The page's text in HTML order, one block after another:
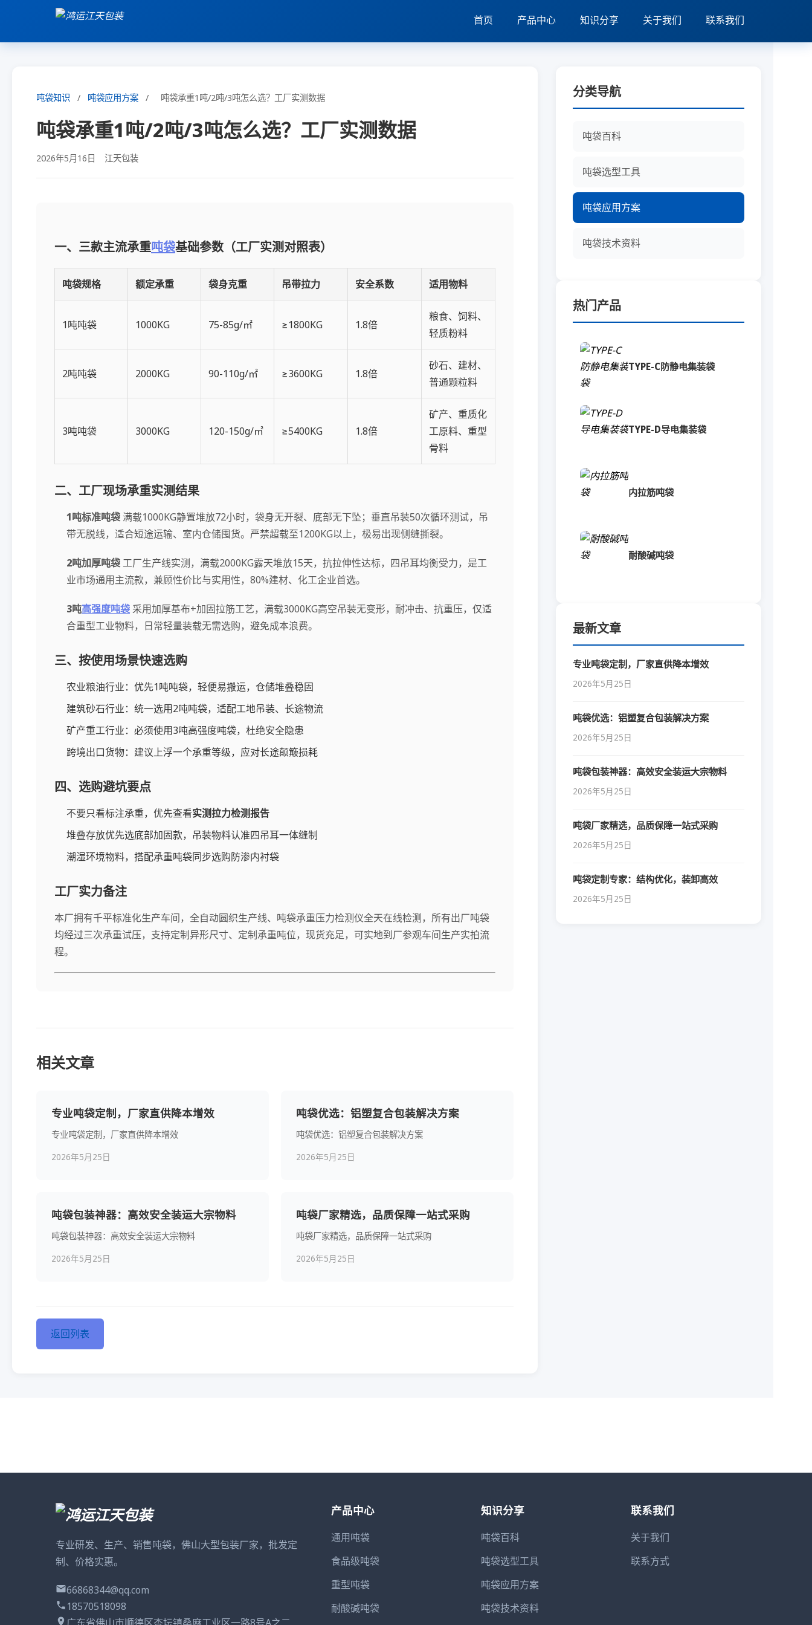
首页 产品中心 知识分享 关于我们 联系我们
吨袋知识 / 吨袋应用方案 / 吨袋承重1吨/2吨/3吨怎么选？工厂实测数据
吨袋承重1吨/2吨/3吨怎么选？工厂实测数据
2026年5月16日 江天包装
一、三款主流承重吨袋基础参数（工厂实测对照表）
吨袋规格 额定承重 袋身克重 吊带拉力 安全系数 适用物料
1吨吨袋 1000KG 75-85g/㎡ ≥1800KG 1.8倍
粮食、饲料、
轻质粉料
2吨吨袋 2000KG 90-110g/㎡ ≥3600KG 1.8倍
砂石、建材、
普通颗粒料
3吨吨袋 3000KG 120-150g/㎡ ≥5400KG 1.8倍
矿产、重质化
工原料、重型
骨料
二、工厂现场承重实测结果
1吨标准吨袋 满载1000KG静置堆放72小时，袋身无开裂、底部无下坠；垂直吊装50次循环测试，吊
带无脱线，适合短途运输、室内仓储囤货。严禁超载至1200KG以上，极易出现侧缝撕裂。
2吨加厚吨袋工厂生产线实测，满载2000KG露天堆放15天，抗拉伸性达标，四吊耳均衡受力，是工
业市场通用主流款，兼顾性价比与实用性，80%建材、化工企业首选。
3吨高强度吨袋 采用加厚基布+加固拉筋工艺，满载3000KG高空吊装无变形，耐冲击、抗重压，仅适
合重型工业物料，日常轻量装载无需选购，避免成本浪费。
三、按使用场景快速选购
农业粮油行业：优先1吨吨袋，轻便易搬运，仓储堆叠稳固
建筑砂石行业：统一选用2吨吨袋，适配工地吊装、长途物流
矿产重工行业：必须使用3吨高强度吨袋，杜绝安全隐患
跨境出口货物：建议上浮一个承重等级，应对长途颠簸损耗
四、选购避坑要点
不要只看标注承重，优先查看实测拉力检测报告
堆叠存放优先选底部加固款，吊装物料认准四吊耳一体缝制
潮湿环境物料，搭配承重吨袋同步选购防渗内衬袋
工厂实力备注
本厂拥有千平标准化生产车间，全自动圆织生产线、吨袋承重压力检测仪全天在线检测，所有出厂吨袋
均经过三次承重试压，支持定制异形尺寸、定制承重吨位，现货充足，可实地到厂参观车间生产实拍流
程。
相关文章
专业吨袋定制，厂家直供降本增效
专业吨袋定制，厂家直供降本增效
2026年5月25日
吨袋优选：铝塑复合包装解决方案
吨袋优选：铝塑复合包装解决方案
2026年5月25日
吨袋包装神器：高效安全装运大宗物料
吨袋包装神器：高效安全装运大宗物料
2026年5月25日
吨袋厂家精选，品质保障一站式采购
吨袋厂家精选，品质保障一站式采购
2026年5月25日
返回列表
分类导航
吨袋百科
吨袋选型工具
吨袋应用方案
吨袋技术资料
热门产品
TYPE-C防静电集装袋
TYPE-D导电集装袋
内拉筋吨袋
耐酸碱吨袋
最新文章
专业吨袋定制，厂家直供降本增效
2026年5月25日
吨袋优选：铝塑复合包装解决方案
2026年5月25日
吨袋包装神器：高效安全装运大宗物料
2026年5月25日
吨袋厂家精选，品质保障一站式采购
2026年5月25日
吨袋定制专家：结构优化，装卸高效
2026年5月25日
专业研发、生产、销售吨袋，佛山大型包装厂家，批发定
制、价格实惠。
66868344@qq.com
18570518098
产品中心
通用吨袋
食品级吨袋
重型吨袋
耐酸碱吨袋
知识分享
吨袋百科
吨袋选型工具
吨袋应用方案
吨袋技术资料
联系我们
关于我们
联系方式